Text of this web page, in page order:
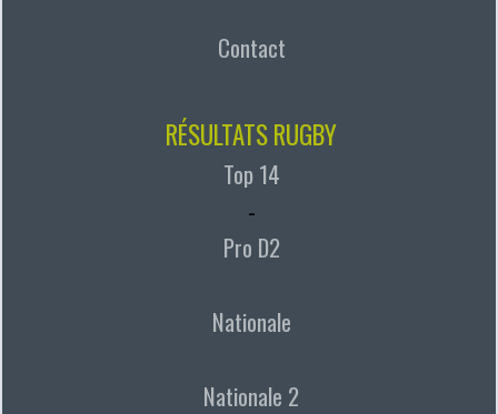
Contact
RÉSULTATS RUGBY
Top 14
-
Pro D2
Nationale
Nationale 2